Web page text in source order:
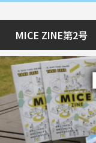
MICE ZINE第2